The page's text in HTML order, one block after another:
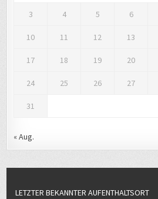
3 4 5 6
10 11 12 13
17 18 19 20
24 25 26 27
31
« Aug.
LETZTER BEKANNTER AUFENTHALTSORT